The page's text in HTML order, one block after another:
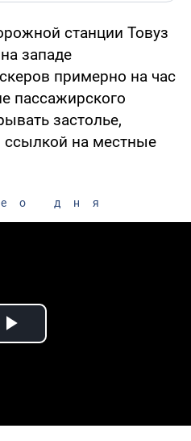
станции Товуз
западе
примерно на час
пассажирского
застолье,
ссылкой на местные
дня
Play Video